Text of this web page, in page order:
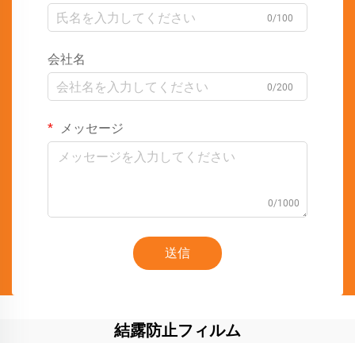
0/100
会社名
0/200
メッセージ
0/1000
送信
結露防止フィルム